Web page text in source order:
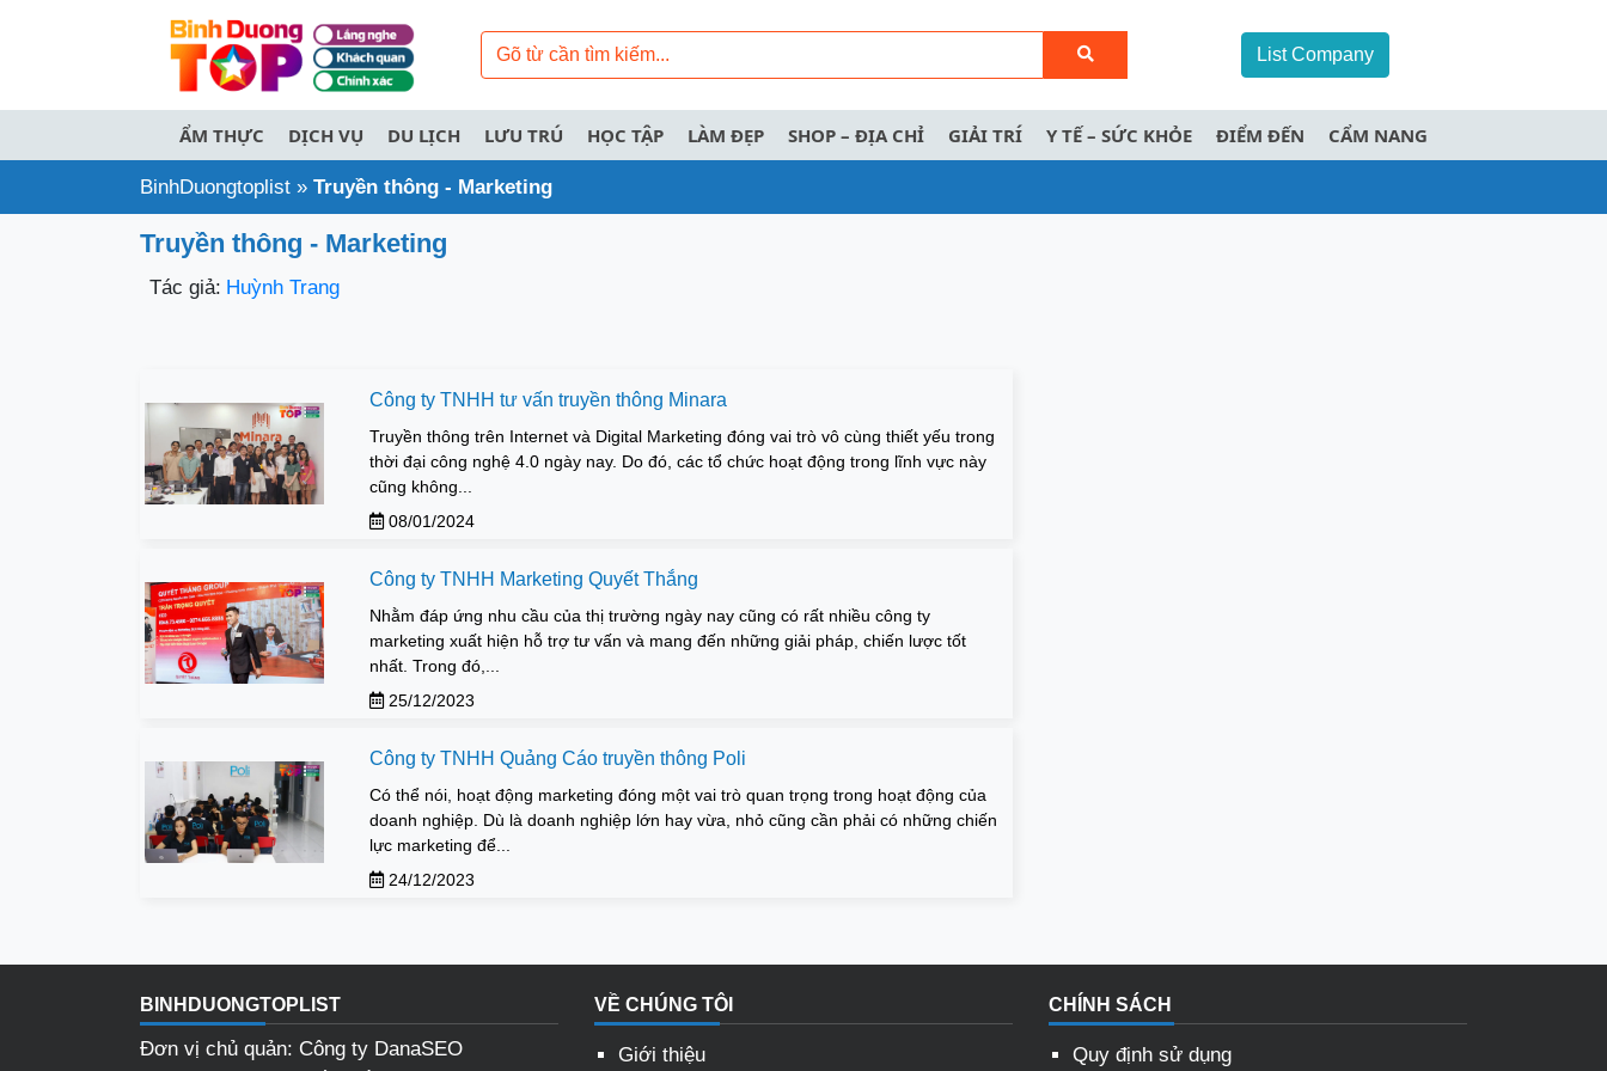
List Company
ẨM THỰC DỊCH VỤ DU LỊCH LƯU TRÚ HỌC TẬP LÀM ĐẸP SHOP – ĐỊA CHỈ GIẢI TRÍ Y TẾ – SỨC KHỎE ĐIỂM ĐẾN CẨM NANG
BinhDuongtoplist » Truyền thông - Marketing
Truyền thông - Marketing
Tác giả: Huỳnh Trang
Công ty TNHH tư vấn truyền thông Minara
Truyền thông trên Internet và Digital Marketing đóng vai trò vô cùng thiết yếu trong
thời đại công nghệ 4.0 ngày nay. Do đó, các tổ chức hoạt động trong lĩnh vực này
cũng không...
08/01/2024
Công ty TNHH Marketing Quyết Thắng
Nhằm đáp ứng nhu cầu của thị trường ngày nay cũng có rất nhiều công ty
marketing xuất hiện hỗ trợ tư vấn và mang đến những giải pháp, chiến lược tốt
nhất. Trong đó,...
25/12/2023
Công ty TNHH Quảng Cáo truyền thông Poli
Có thể nói, hoạt động marketing đóng một vai trò quan trọng trong hoạt động của
doanh nghiệp. Dù là doanh nghiệp lớn hay vừa, nhỏ cũng cần phải có những chiến
lực marketing để...
24/12/2023
BINHDUONGTOPLIST
Đơn vị chủ quản: Công ty DanaSEO
VỀ CHÚNG TÔI
Giới thiệu
CHÍNH SÁCH
Quy định sử dụng